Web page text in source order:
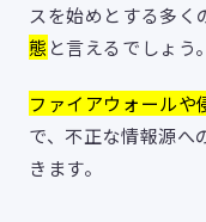
スを始めとする多
態 と言えるでしょう。
ファイアウォールや
で、不正な情報源へ
きます。